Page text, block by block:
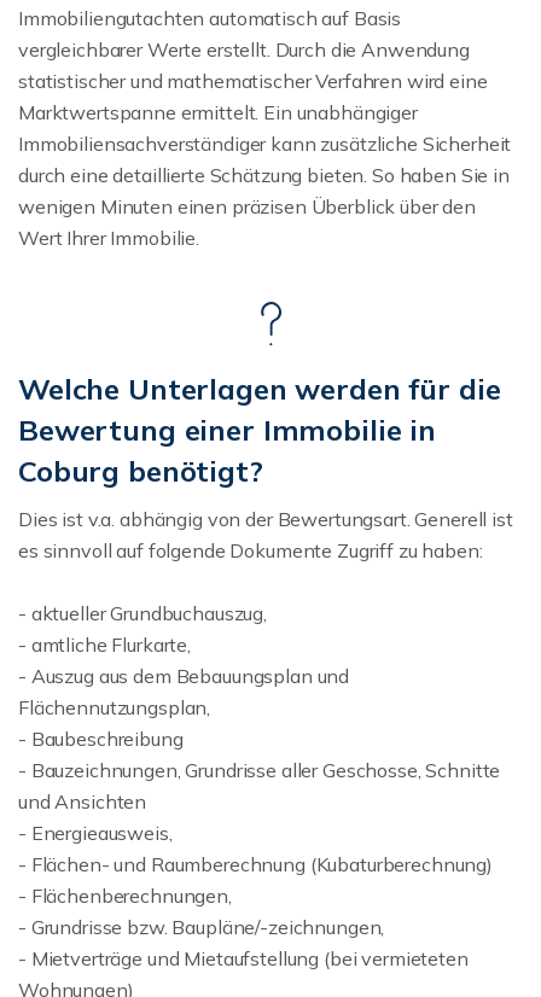
Immobiliengutachten automatisch auf Basis
vergleichbarer Werte erstellt. Durch die Anwendung
statistischer und mathematischer Verfahren wird eine
Marktwertspanne ermittelt. Ein unabhängiger
Immobiliensachverständiger kann zusätzliche Sicherheit
durch eine detaillierte Schätzung bieten. So haben Sie in
wenigen Minuten einen präzisen Überblick über den
Wert Ihrer Immobilie.
Welche Unterlagen werden für die
Bewertung einer Immobilie in
Coburg benötigt?
Dies ist v.a. abhängig von der Bewertungsart. Generell ist
es sinnvoll auf folgende Dokumente Zugriff zu haben:
- aktueller Grundbuchauszug,
- amtliche Flurkarte,
- Auszug aus dem Bebauungsplan und
Flächennutzungsplan,
- Baubeschreibung
- Bauzeichnungen, Grundrisse aller Geschosse, Schnitte
und Ansichten
- Energieausweis,
- Flächen- und Raumberechnung (Kubaturberechnung)
- Flächenberechnungen,
- Grundrisse bzw. Baupläne/-zeichnungen,
- Mietverträge und Mietaufstellung (bei vermieteten
Wohnungen)